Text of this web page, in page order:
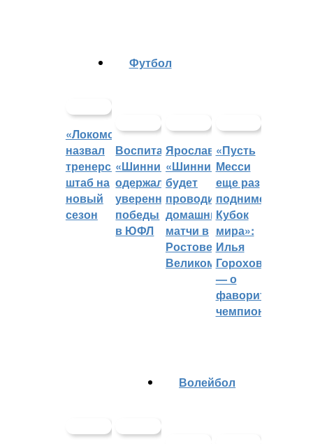
«Локомотив»
назвал
тренерский
штаб на
новый
сезон
Футбол
Воспитанники
«Шинника»
одержали
уверенные
победы
в ЮФЛ
Ярославский
«Шинник»
будет
проводить
домашние
матчи в
Ростове
Великом
«Пусть
Месси
еще раз
поднимет
Кубок
мира»:
Илья
Горохов
— о
фаворитах
чемпионата
Волейбол